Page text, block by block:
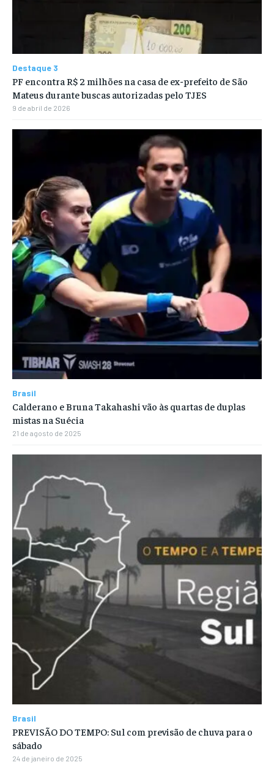
Destaque 3
PF encontra R$ 2 milhões na casa de ex-prefeito de São
Mateus durante buscas autorizadas pelo TJES
9 de abril de 2026
Brasil
Calderano e Bruna Takahashi vão às quartas de duplas
mistas na Suécia
21 de agosto de 2025
Brasil
PREVISÃO DO TEMPO: Sul com previsão de chuva para o
sábado
24 de janeiro de 2025